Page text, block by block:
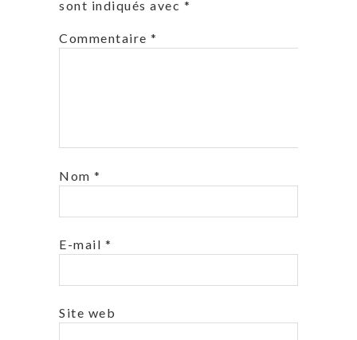
sont indiqués avec *
Commentaire *
Nom *
E-mail *
Site web